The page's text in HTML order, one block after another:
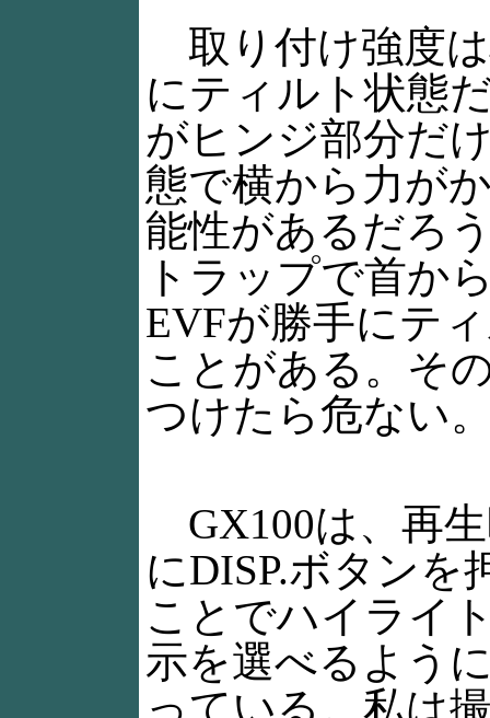
取り付け強度
にティルト状態
がヒンジ部分だ
態で横から力が
能性があるだろ
トラップで首か
EVFが勝手にテ
ことがある。そ
つけたら危ない
GX100は、再
にDISP.ボタンを
ことでハイライ
示を選べるよう
っている。私は